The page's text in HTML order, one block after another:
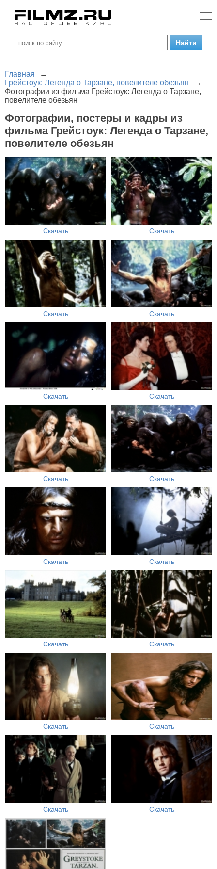
Главная
→
Грейстоук: Легенда о Тарзане, повелителе обезьян
→
Фотографии из фильма Грейстоук: Легенда о Тарзане,
повелителе обезьян
Фотографии, постеры и кадры из
фильма Грейстоук: Легенда о Тарзане,
повелителе обезьян
Скачать Скачать
Скачать Скачать
Скачать Скачать
Скачать Скачать
Скачать Скачать
Скачать Скачать
Скачать Скачать
Скачать Скачать